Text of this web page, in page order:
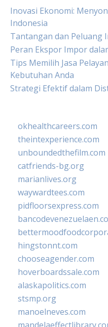
Inovasi Ekonomi:
Indonesia
Tantangan dan Peluang
Peran Ekspor Impor
Tips Memilih Jasa
Kebutuhan Anda
Strategi Efektif dalam
okhealthcareers.com
theintexperience.com
unboundedthefilm.com
catfriends-bg.org
marianlives.org
waywardtees.com
pidfloorsexpress.com
hingstonnt.com
chooseagender.com
hoverboardssale.com
alaskapolitics.com
stsmp.org
manoelneves.com